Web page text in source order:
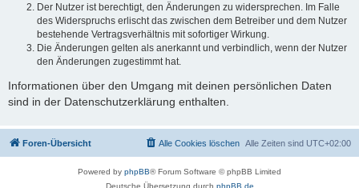
Der Nutzer ist berechtigt, den Änderungen zu widersprechen. Im Falle
des Widerspruchs erlischt das zwischen dem Betreiber und dem Nutzer
bestehende Vertragsverhältnis mit sofortiger Wirkung.
Die Änderungen gelten als anerkannt und verbindlich, wenn der Nutzer
den Änderungen zugestimmt hat.
Informationen über den Umgang mit deinen persönlichen Daten
sind in der Datenschutzerklärung enthalten.
Foren-Übersicht Alle Zeiten sind UTC+02:00
Alle Cookies löschen
Powered by phpBB® Forum Software © phpBB Limited
Deutsche Übersetzung durch phpBB.de